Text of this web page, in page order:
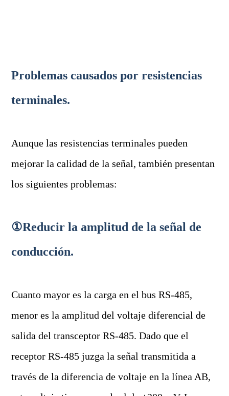
Problemas causados por resistencias
terminales.
Aunque las resistencias terminales pueden
mejorar la calidad de la señal, también presentan
los siguientes problemas:
①Reducir la amplitud de la señal de
conducción.
Cuanto mayor es la carga en el bus RS-485,
menor es la amplitud del voltaje diferencial de
salida del transceptor RS-485. Dado que el
receptor RS-485 juzga la señal transmitida a
través de la diferencia de voltaje en la línea AB,